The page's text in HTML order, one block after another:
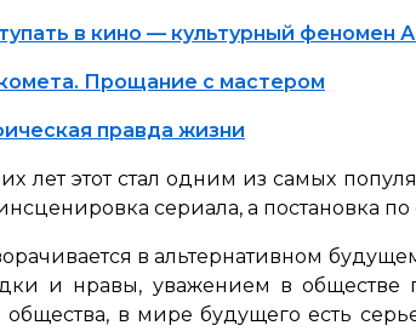
в кино — культурный феномен
Прощание с мастером
правда жизни
лет этот стал одним из самых
сериала, а постановка
в альтернативном
и нравы, уважением в
общества, в мире будущего есть